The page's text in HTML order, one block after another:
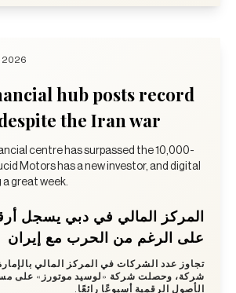
2026
hub posts record
the Iran war
centre has surpassed the 10,000-
Motors has a new investor, and digital
great week.
المركز المالي في دبي يسجل
على الرغم من الحرب مع إيران
شركة، وحصلت شركة «لوسيد موتورز» على
الأصول الرقمية أسبوعًا رائعًا.